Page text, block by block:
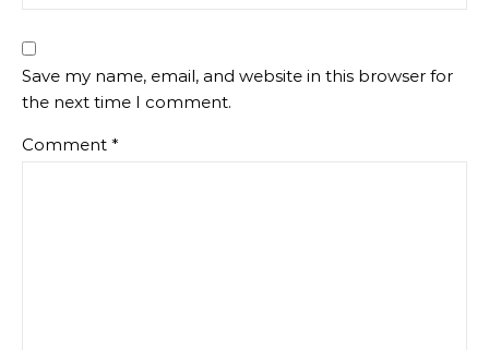
Save my name, email, and website in this browser for
the next time I comment.
Comment *